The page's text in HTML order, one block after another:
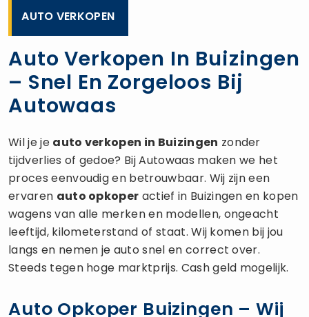
AUTO VERKOPEN
Auto Verkopen In Buizingen
– Snel En Zorgeloos Bij
Autowaas
Wil je je auto verkopen in Buizingen zonder
tijdverlies of gedoe? Bij Autowaas maken we het
proces eenvoudig en betrouwbaar. Wij zijn een
ervaren auto opkoper actief in Buizingen en kopen
wagens van alle merken en modellen, ongeacht
leeftijd, kilometerstand of staat. Wij komen bij jou
langs en nemen je auto snel en correct over.
Steeds tegen hoge marktprijs. Cash geld mogelijk.
Auto Opkoper Buizingen – Wij